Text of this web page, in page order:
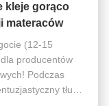
kleje gorąco
materaców
(12-15
producentów
Podczas
tłum